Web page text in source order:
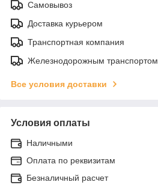
Самовывоз
Доставка курьером
Транспортная компания
Железнодорожным транспортом
Все условия доставки
Условия оплаты
Наличными
Оплата по реквизитам
Безналичный расчет